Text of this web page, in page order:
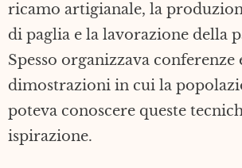
ricamo artigianale, la
di paglia e la lavorazione della
Spesso organizzava conferenze
dimostrazioni in cui la
poteva conoscere queste
ispirazione.